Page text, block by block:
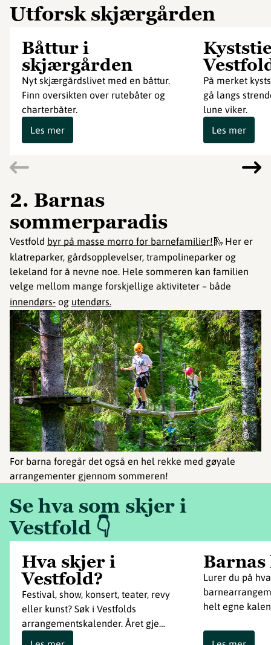
Utforsk skjærgården
Båttur i
skjærgården
Nyt skjærgårdslivet med en båttur.
Finn oversikten over rutebåter og
charterbåter.
Les mer
På merket
gå langs
lune viker.
Les mer
2. Barnas
sommerparadis
Vestfold byr på masse morro for barnefamilier!🛝 Her er
klatreparker, gårdsopplevelser, trampolineparker og
lekeland for å nevne noe. Hele sommeren kan familien
velge mellom mange forskjellige aktiviteter – både
innendørs- og utendørs.
©
For barna foregår det også en hel rekke med gøyale
arrangementer gjennom sommeren!
Se hva som skjer i
Vestfold 👇
Hva skjer i
Vestfold?
Festival, show, konsert, teater, revy
eller kunst? Søk i Vestfolds
arrangementskalender. Året gje…
Lurer du på
helt egne